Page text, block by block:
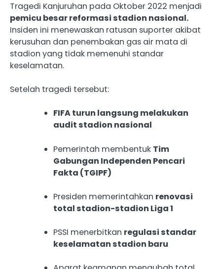
Tragedi Kanjuruhan pada Oktober 2022 menjadi
pemicu besar reformasi stadion nasional.
Insiden ini menewaskan ratusan suporter akibat
kerusuhan dan penembakan gas air mata di
stadion yang tidak memenuhi standar
keselamatan.
Setelah tragedi tersebut:
FIFA turun langsung melakukan
audit stadion nasional
Pemerintah membentuk Tim
Gabungan Independen Pencari
Fakta (TGIPF)
Presiden memerintahkan renovasi
total stadion-stadion Liga 1
PSSI menerbitkan regulasi standar
keselamatan stadion baru